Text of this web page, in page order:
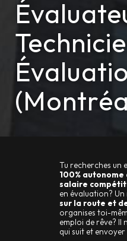
Tu recherches un
100% autonome
salaire
en évaluation? Un
sur la route et
organises toi-
emploi de rêve? Il
qui suit et